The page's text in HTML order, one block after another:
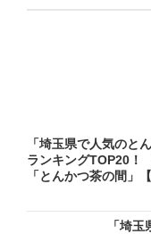
「埼玉県で人気のと
ランキングTOP20
「とんかつ茶の間」
「埼